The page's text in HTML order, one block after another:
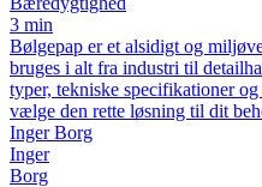
3 min
Bølgepap er et alsidigt og
bruges i alt fra industri til
typer, tekniske specifikationer og
vælge den rette løsning til dit
Inger Borg
Inger
Borg